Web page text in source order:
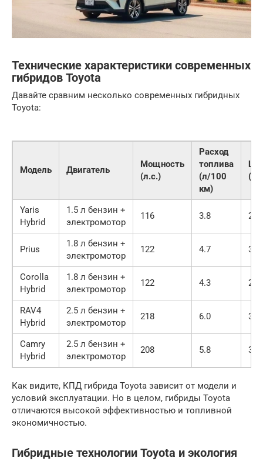
Технические характеристики современных
гибридов Toyota
Давайте сравним несколько современных гибридных
Toyota:
Модель Двигатель
Мощность
(л.с.)
Расход
топлива
(л/100
км)
Yaris
Hybrid
1.5 л бензин +
электромотор
116 3.8 25
Prius
1.8 л бензин +
электромотор
122 4.7 30
Corolla
Hybrid
1.8 л бензин +
электромотор
122 4.3 28
RAV4
Hybrid
2.5 л бензин +
электромотор
218 6.0 35
Camry
Hybrid
2.5 л бензин +
электромотор
208 5.8 38
Как видите, КПД гибрида Toyota зависит от модели и
условий эксплуатации. Но в целом, гибриды Toyota
отличаются высокой эффективностью и топливной
экономичностью.
Гибридные технологии Toyota и экология